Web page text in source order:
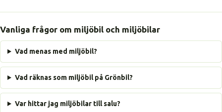
Vanliga frågor om miljöbil och miljöbilar
Vad menas med miljöbil?
Vad räknas som miljöbil på Grönbil?
Var hittar jag miljöbilar till salu?